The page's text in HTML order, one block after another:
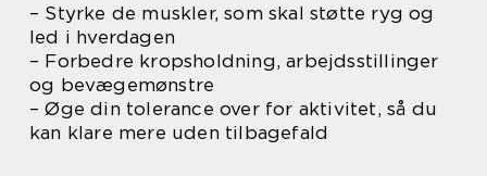
– Styrke de muskler, som skal støtte ryg og
led i hverdagen
– Forbedre kropsholdning, arbejdsstillinger
og bevægemønstre
– Øge din tolerance over for aktivitet, så du
kan klare mere uden tilbagefald